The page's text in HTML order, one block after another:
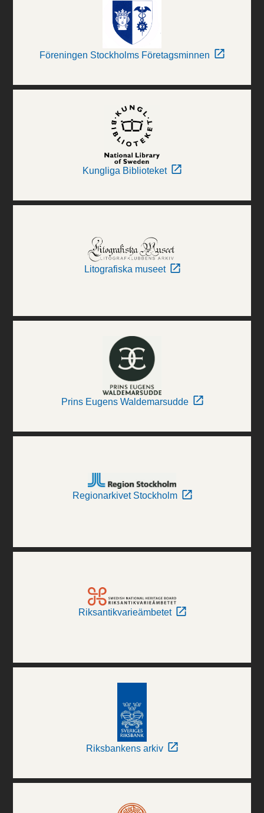
Föreningen Stockholms Företagsminnen
Kungliga Biblioteket
Litografiska museet
Prins Eugens Waldemarsudde
Regionarkivet Stockholm
Riksantikvarieämbetet
Riksbankens arkiv